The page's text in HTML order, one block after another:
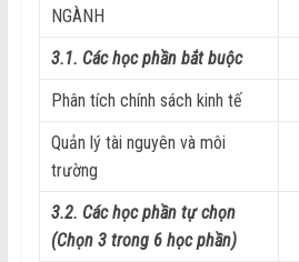
NGÀNH
3.1. Các học phần bắt buộc
Phân tích chính sách kinh tế
Quản lý tài nguyên và môi
trường
3.2. Các học phần tự chọn
(Chọn 3 trong 6 học phần)